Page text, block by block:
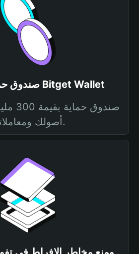
صندوق حماية محفظة Bitget Wallet
أصولك ومعاملاتك.